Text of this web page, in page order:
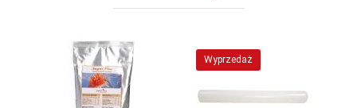
Wyprzedaż